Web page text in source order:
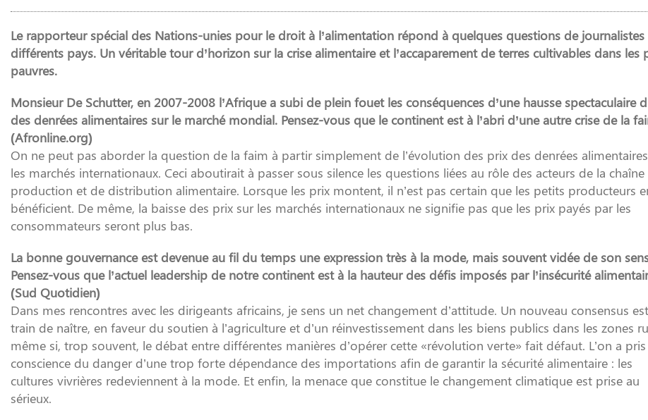
Le rapporteur spécial des Nations-unies pour le droit à l’alimentation répond à quelques questions de journalistes
différents pays. Un véritable tour d’horizon sur la crise alimentaire et l’accaparement de terres cultivables dans les
pauvres.
Monsieur De Schutter, en 2007-2008 l’Afrique a subi de plein fouet les conséquences d’une hausse spectaculaire
des denrées alimentaires sur le marché mondial. Pensez-vous que le continent est à l’abri d’une autre crise de la
(Afronline.org)
On ne peut pas aborder la question de la faim à partir simplement de l’évolution des prix des denrées
les marchés internationaux. Ceci aboutirait à passer sous silence les questions liées au rôle des acteurs de la
production et de distribution alimentaire. Lorsque les prix montent, il n’est pas certain que les petits producteurs
bénéficient. De même, la baisse des prix sur les marchés internationaux ne signifie pas que les prix payés par les
consommateurs seront plus bas.
La bonne gouvernance est devenue au fil du temps une expression très à la mode, mais souvent vidée de son
Pensez-vous que l’actuel leadership de notre continent est à la hauteur des défis imposés par l’insécurité
(Sud Quotidien)
Dans mes rencontres avec les dirigeants africains, je sens un net changement d’attitude. Un nouveau consensus
train de naître, en faveur du soutien à l’agriculture et d’un réinvestissement dans les biens publics dans les zones
même si, trop souvent, le débat entre différentes manières d’opérer cette «révolution verte» fait défaut. L’on a pris
conscience du danger d’une trop forte dépendance des importations afin de garantir la sécurité alimentaire : les
cultures vivrières redeviennent à la mode. Et enfin, la menace que constitue le changement climatique est prise au
sérieux.